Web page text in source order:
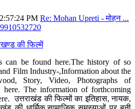
PM Re: Mohan Upreti - मोहन ...
की फिल्में
can be found here.The history of so
Film Industry-,Information about the
Story, Video, Photographs of
The information of forthcoming
उत्तराखंड की फिल्मों का इतिहास, नायक,